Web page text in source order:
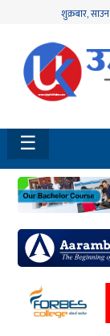
शुक्रबार,साउन
होमपेज
नवलपुर
विशेष
मध्य
नेपाल
चितवन
सेरोफेरो
समाचार
☰